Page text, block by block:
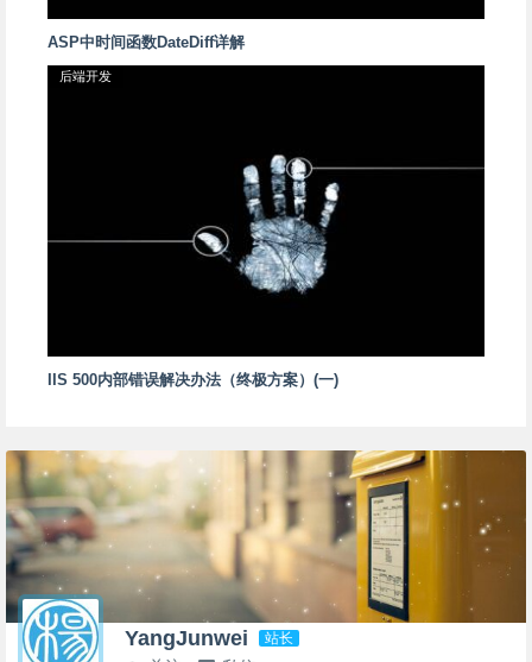
ASP中时间函数DateDiff详解
后端开发
IIS 500内部错误解决办法（终极方案）(一)
YangJunwei 站长